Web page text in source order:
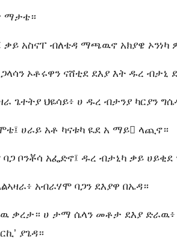
ማታቴ።
አስናፐ ብለቴዳ ማጫዉኖ አክያዌ ኦንነካ
ኦቶሩዋን ናሸቲደ ደእያ እት ዱረ ብታኒ
ጌተትያ ህዬሳይ፥ ሀ ዱረ ብታንያ ካርያን
ሀራይ አቶ ካናቱካ ዪደ አ ማይ ላጪኖ።
ቦንቾሳ አፌድኖ፤ ዱረ ብታኒካ ቃይ ሀይቂደ
አብራሃሞ ባጋን ደእያዋ በኤዳ።
ቃረታ። ሀ ታማ ሴላን መቶታ ደእያ ድራዉ፥
ያጌዳ።